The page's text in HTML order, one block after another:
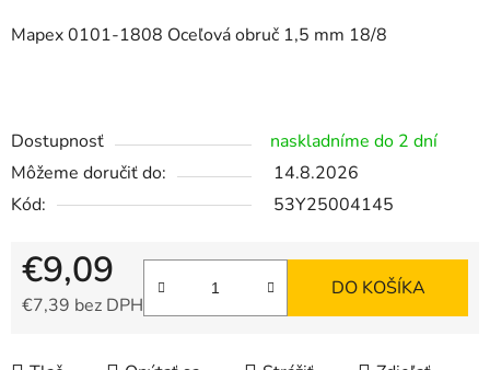
Mapex 0101-1808 Oceľová obruč 1,5 mm 18/8
Dostupnosť
naskladníme do 2 dní
Môžeme doručiť do:
14.8.2026
Kód:
53Y25004145
€9,09
€7,39 bez DPH
DO KOŠÍKA